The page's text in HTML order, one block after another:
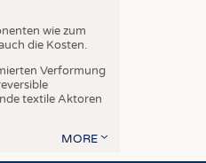
wie zum
die Kosten.
Verformung
textile Aktoren
MORE